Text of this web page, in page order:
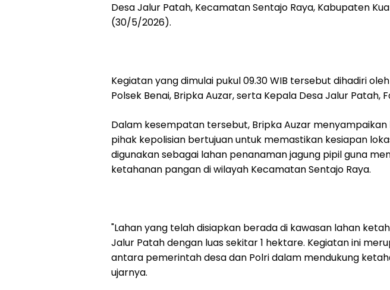
Desa Jalur Patah, Kecamatan Sentajo Raya, Kabupaten
(30/5/2026).
Kegiatan yang dimulai pukul 09.30 WIB tersebut dihadiri
Polsek Benai, Bripka Auzar, serta Kepala Desa Jalur Patah,
Dalam kesempatan tersebut, Bripka Auzar
pihak kepolisian bertujuan untuk memastikan kesiapan
digunakan sebagai lahan penanaman jagung pipil guna
ketahanan pangan di wilayah Kecamatan Sentajo Raya.
"Lahan yang telah disiapkan berada di kawasan lahan
Jalur Patah dengan luas sekitar 1 hektare. Kegiatan ini
antara pemerintah desa dan Polri dalam mendukung
ujarnya.